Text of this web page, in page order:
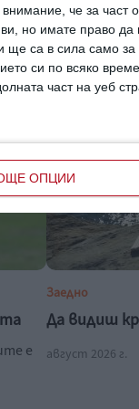
че за част
ви, но имате право
ще са в сила само
си по всяко
част на уеб
ОПЦИИ
Пилинг с
дълбочина
07 август 2026 г.
е
Заедно
Да видиш
август 2026 г.